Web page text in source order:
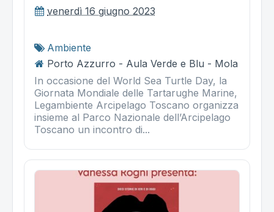
venerdì 16 giugno 2023
Ambiente
Porto Azzurro - Aula Verde e Blu - Mola
In occasione del World Sea Turtle Day, la
Giornata Mondiale delle Tartarughe Marine,
Legambiente Arcipelago Toscano organizza
insieme al Parco Nazionale dell’Arcipelago
Toscano un incontro di...